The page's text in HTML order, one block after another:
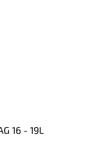
16 - 19L